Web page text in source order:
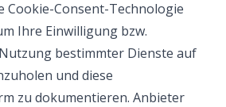
Cookie-Consent-Technologie
Ihre Einwilligung bzw.
bestimmter Dienste auf
und diese
zu dokumentieren. Anbieter